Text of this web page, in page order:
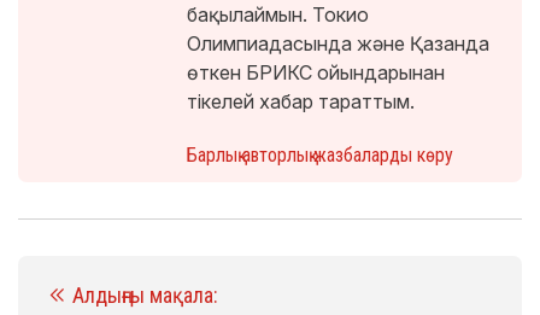
бақылаймын. Токио
Олимпиадасында және Қазанда
өткен БРИКС ойындарынан
тікелей хабар тараттым.
Барлық авторлық жазбаларды көру
Алдыңғы мақала: